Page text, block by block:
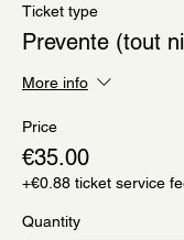
Ticket type
Prevente (tout
More info
Price
€35.00
+€0.88 ticket service
Quantity